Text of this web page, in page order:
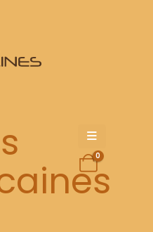
0